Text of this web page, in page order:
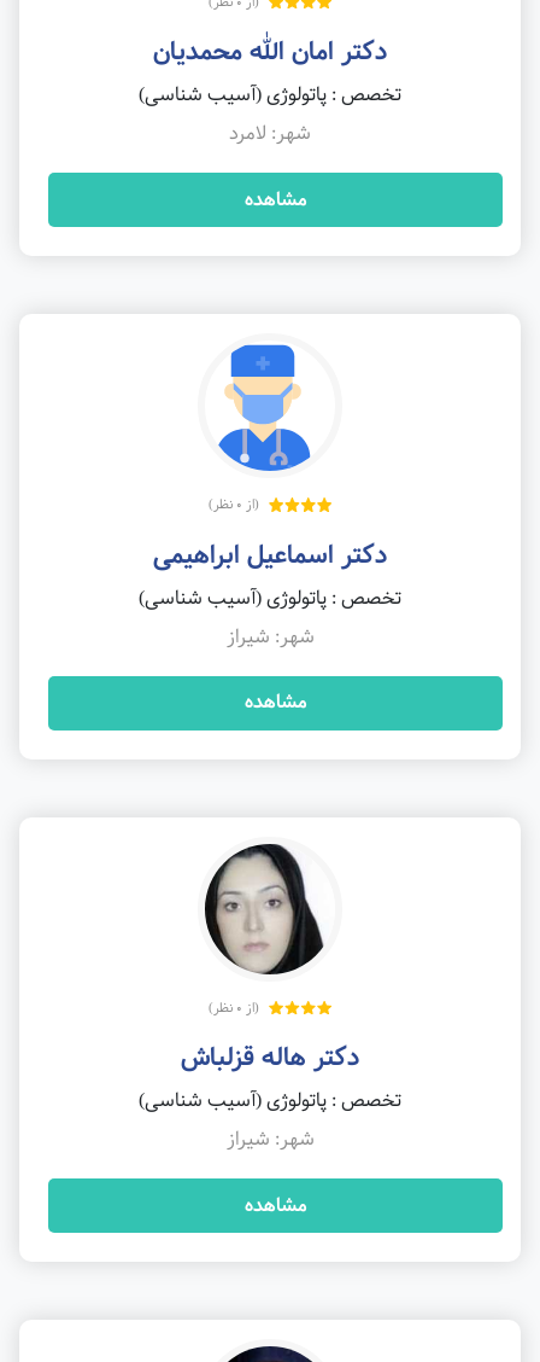
دکتر امان الله محمدیان
تخصص : پاتولوژی (آسیب شناسی)
شهر: لامرد
مشاهده
(از 0 نظر)
دکتر اسماعیل ابراهیمی
تخصص : پاتولوژی (آسیب شناسی)
شهر: شیراز
مشاهده
(از 0 نظر)
دکتر هاله قزلباش
تخصص : پاتولوژی (آسیب شناسی)
شهر: شیراز
مشاهده